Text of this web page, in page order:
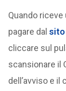
Quando riceve
pagare dalsito
cliccare sul
scansionare il
dell’avviso e il